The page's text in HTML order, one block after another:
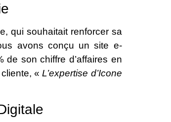
qui souhaitait renforcer sa
avons conçu un site e-
de son chiffre d’affaires en
cliente, «L’expertise d’Icone